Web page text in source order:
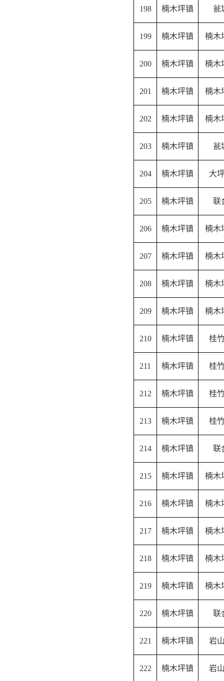
198 楠木坪镇 瓮
199 楠木坪镇 楠木
200 楠木坪镇 楠木
201 楠木坪镇 楠木
202 楠木坪镇 楠木
203 楠木坪镇 瓮
204 楠木坪镇 大
205 楠木坪镇 联
206 楠木坪镇 楠木
207 楠木坪镇 楠木
208 楠木坪镇 楠木
209 楠木坪镇 楠木
210 楠木坪镇 桂
211 楠木坪镇 桂
212 楠木坪镇 桂
213 楠木坪镇 桂
214 楠木坪镇 联
215 楠木坪镇 楠木
216 楠木坪镇 楠木
217 楠木坪镇 楠木
218 楠木坪镇 楠木
219 楠木坪镇 楠木
220 楠木坪镇 联
221 楠木坪镇 岩
222 楠木坪镇 岩